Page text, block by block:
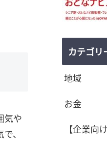
気や
、
カテゴリ
地域
お金
【企業向